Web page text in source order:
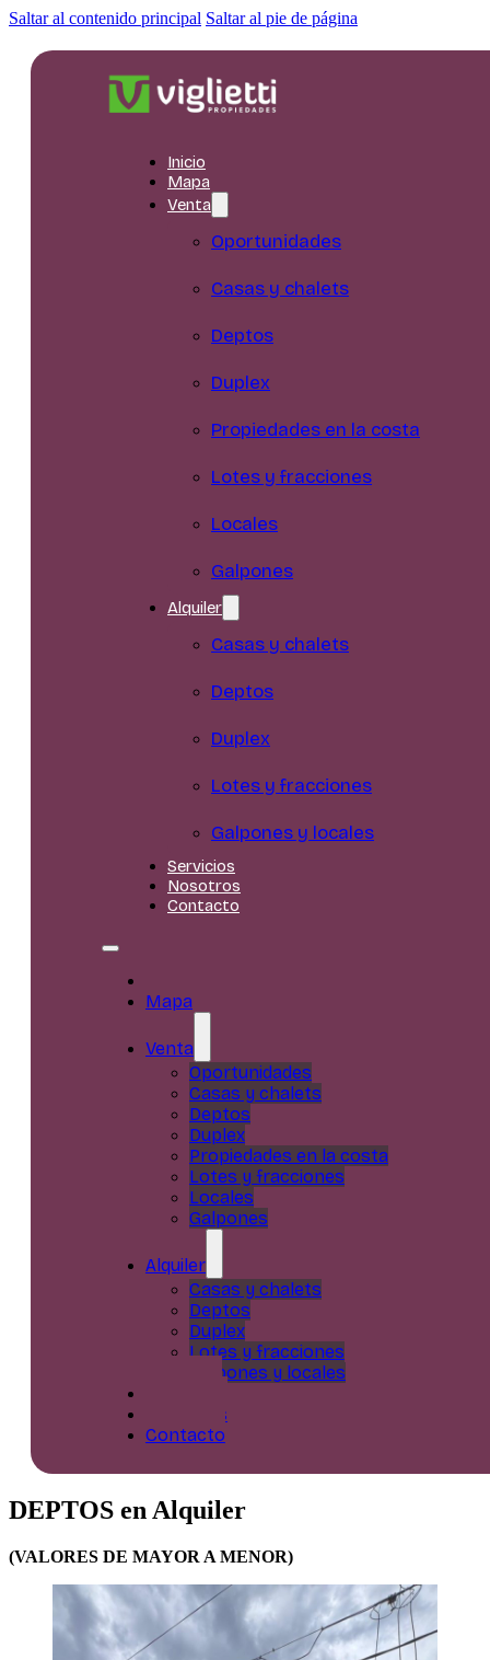
Saltar al contenido principal Saltar al pie de página
Inicio
Mapa
Venta
Oportunidades
Casas y chalets
Deptos
Duplex
Propiedades en la costa
Lotes y fracciones
Locales
Galpones
Alquiler
Casas y chalets
Deptos
Duplex
Lotes y fracciones
Galpones y locales
Servicios
Nosotros
Contacto
Mapa
Venta
Oportunidades
Casas y chalets
Deptos
Duplex
Propiedades en la costa
Lotes y fracciones
Locales
Galpones
Alquiler
Casas y chalets
Deptos
Duplex
Lotes y fracciones
Galpones y locales
Nosotros
Contacto
DEPTOS en Alquiler
(VALORES DE MAYOR A MENOR)